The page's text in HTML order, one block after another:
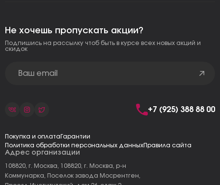
Адрес организации
108820, г. Москва, 108820, г. Москва, р-н
Коммунарка, Поселок завода Мосрентген,
Не хочешь пропускать акции?
Подпишись на рассылку чтоб быть в курсе всех новых акций и
скидок
+7 (925) 388 88 00
Покупка и оплата Гарантии
Политика обработки персональных данныхПравила сайта